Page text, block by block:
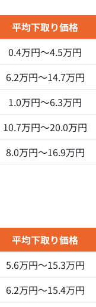
平均下取り価格
0.4万円～4.5万円
6.2万円～14.7万円
1.0万円～6.3万円
10.7万円～20.0万円
8.0万円～16.9万円
平均下取り価格
5.6万円～15.3万円
6.2万円～15.4万円